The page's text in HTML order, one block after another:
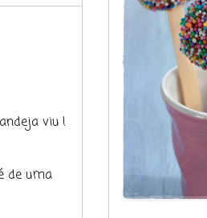
viu !
de uma